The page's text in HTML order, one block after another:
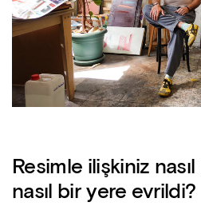
Resimle ilişkiniz
nasıl bir yere evrildi?